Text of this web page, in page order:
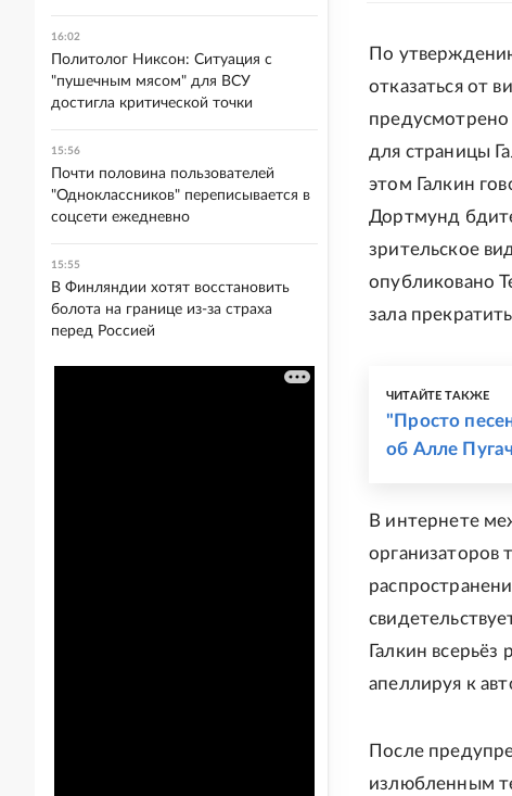
По
отказаться от
для страницы
этом Галкин
Дортмунд
зрительское
опубликовано
зала
ЧИТАЙТЕ ТАКЖЕ
"Просто
об Алле
В интернете
организаторов
Галкин всерьёз
апеллируя к
После
излюбленным
16:02
Политолог Никсон: Ситуация с
"пушечным мясом" для ВСУ
достигла критической точки
15:56
Почти половина пользователей
"Одноклассников" переписывается в
соцсети ежедневно
15:55
В Финляндии хотят восстановить
болота на границе из-за страха
перед Россией